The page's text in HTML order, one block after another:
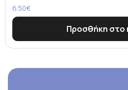
6.50€
Προσθήκη στο